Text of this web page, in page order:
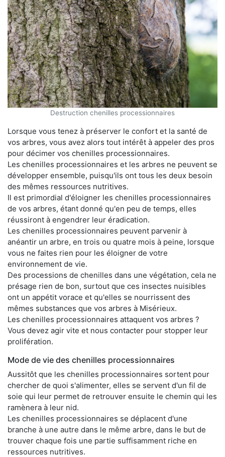
Destruction chenilles processionnaires
Lorsque vous tenez à préserver le confort et la santé de
vos arbres, vous avez alors tout intérêt à appeler des pros
pour décimer vos chenilles processionnaires.
Les chenilles processionnaires et les arbres ne peuvent se
développer ensemble, puisqu'ils ont tous les deux besoin
des mêmes ressources nutritives.
Il est primordial d'éloigner les chenilles processionnaires
de vos arbres, étant donné qu'en peu de temps, elles
réussiront à engendrer leur éradication.
Les chenilles processionnaires peuvent parvenir à
anéantir un arbre, en trois ou quatre mois à peine, lorsque
vous ne faites rien pour les éloigner de votre
environnement de vie.
Des processions de chenilles dans une végétation, cela ne
présage rien de bon, surtout que ces insectes nuisibles
ont un appétit vorace et qu'elles se nourrissent des
mêmes substances que vos arbres à Misérieux.
Les chenilles processionnaires attaquent vos arbres ?
Vous devez agir vite et nous contacter pour stopper leur
prolifération.
Mode de vie des chenilles processionnaires
Aussitôt que les chenilles processionnaires sortent pour
chercher de quoi s'alimenter, elles se servent d'un fil de
soie qui leur permet de retrouver ensuite le chemin qui les
ramènera à leur nid.
Les chenilles processionnaires se déplacent d'une
branche à une autre dans le même arbre, dans le but de
trouver chaque fois une partie suffisamment riche en
ressources nutritives.